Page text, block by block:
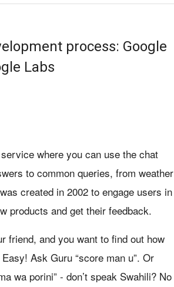
process: Google
Labs
where you can use the chat
to common queries, from weather
created in 2002 to engage users in
products and get their feedback.
friend, and you want to find out how
Ask Guru “score man u”. Or
wa porini” - don’t speak Swahili? No